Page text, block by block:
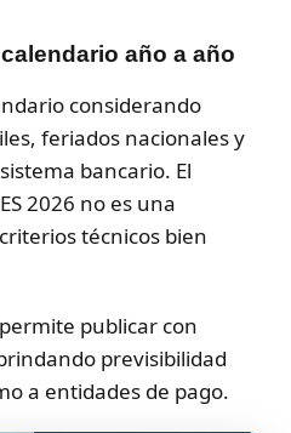
año a año
considerando
feriados nacionales y
bancario. El
2026 no es una
técnicos bien
publicar con
previsibilidad
a entidades de pago.